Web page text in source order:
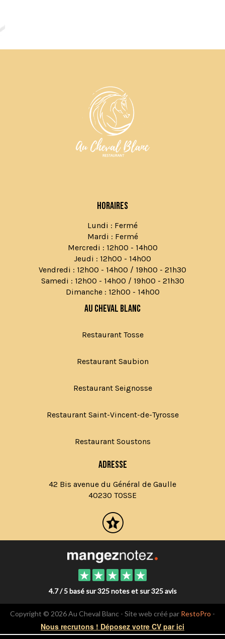
Horaires
Lundi : Fermé
Mardi : Fermé
Mercredi : 12h00 - 14h00
Jeudi : 12h00 - 14h00
Vendredi : 12h00 - 14h00 / 19h00 - 21h30
Samedi : 12h00 - 14h00 / 19h00 - 21h30
Dimanche : 12h00 - 14h00
Au Cheval Blanc
Restaurant Tosse
Restaurant Saubion
Restaurant Seignosse
Restaurant Saint-Vincent-de-Tyrosse
Restaurant Soustons
Adresse
42 Bis avenue du Général de Gaulle
40230 TOSSE
4.7 / 5 basé sur 325 notes et sur 325 avis
Copyright © 2026 Au Cheval Blanc - Site web créé par RestoPro -
mentions légales
Nous recrutons ! Déposez votre CV par ici